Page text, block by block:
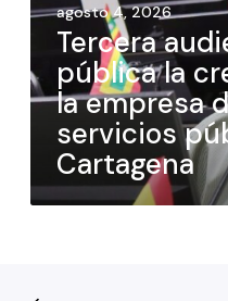
agosto 4, 2026
Tercera
pública la
la empresa
servicios
Cartagena